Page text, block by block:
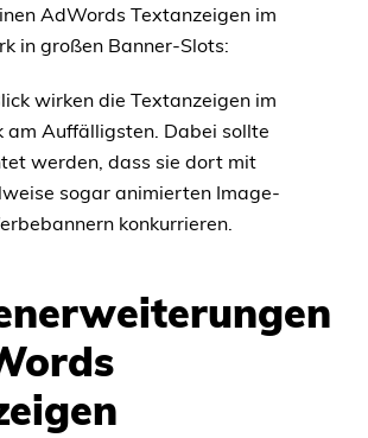
AdWords Textanzeigen im
in großen Banner-Slots:
wirken die Textanzeigen im
am Auffälligsten. Dabei sollte
werden, dass sie dort mit
sogar animierten Image-
konkurrieren.